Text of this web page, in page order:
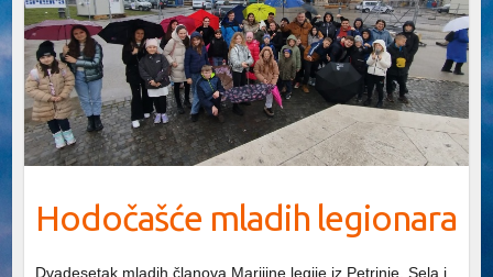
Hodočašće mladih legionara
Dvadesetak mladih članova Marijine legije iz Petrinje, Sela i